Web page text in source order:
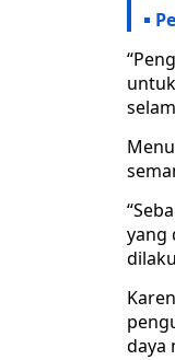
yang
daya